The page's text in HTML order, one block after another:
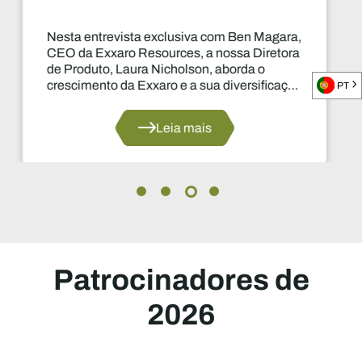
Nesta entrevista exclusiva com Ben Magara,
CEO da Exxaro Resources, a nossa Diretora
de Produto, Laura Nicholson, aborda o
crescimento da Exxaro e a sua diversificação
Leia mais
Patrocinadores de
2026
PT